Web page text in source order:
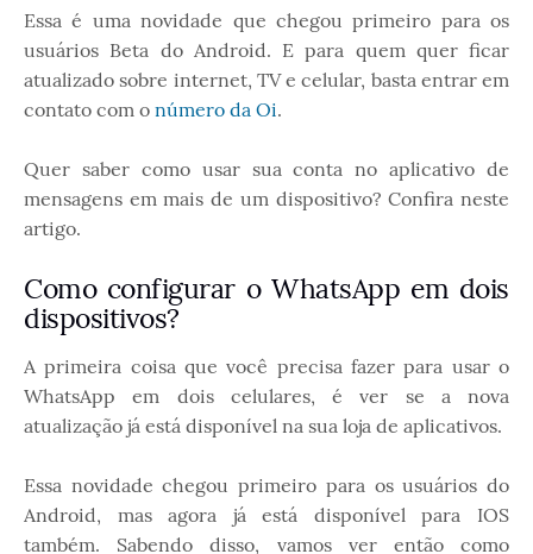
Essa é uma novidade que chegou primeiro para os
usuários Beta do Android. E para quem quer ficar
atualizado sobre internet, TV e celular, basta entrar em
contato com o número da Oi.
Quer saber como usar sua conta no aplicativo de
mensagens em mais de um dispositivo? Confira neste
artigo.
Como configurar o WhatsApp em dois
dispositivos?
A primeira coisa que você precisa fazer para usar o
WhatsApp em dois celulares, é ver se a nova
atualização já está disponível na sua loja de aplicativos.
Essa novidade chegou primeiro para os usuários do
Android, mas agora já está disponível para IOS
também. Sabendo disso, vamos ver então como